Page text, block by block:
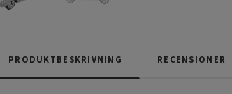
PRODUKTBESKRIVNING RECENSIONER